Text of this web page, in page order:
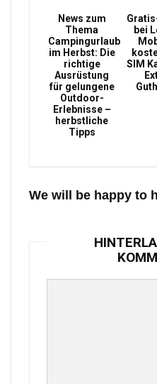
News zum
Thema
Campingurlaub
im Herbst: Die
richtige
Ausrüstung
für gelungene
Outdoor-
Erlebnisse –
herbstliche
Tipps
bei
SIM
We will be happy to